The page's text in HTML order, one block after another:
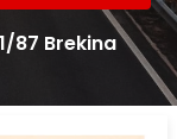
87 Brekina